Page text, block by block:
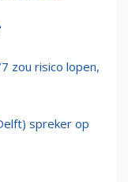
zou risico lopen,
spreker op